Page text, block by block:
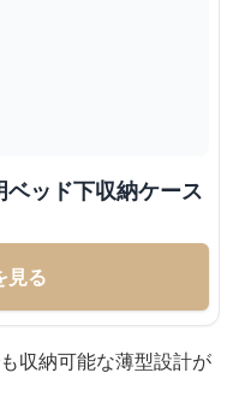
ッド下収納ケース
見る
収納可能な薄型設計が